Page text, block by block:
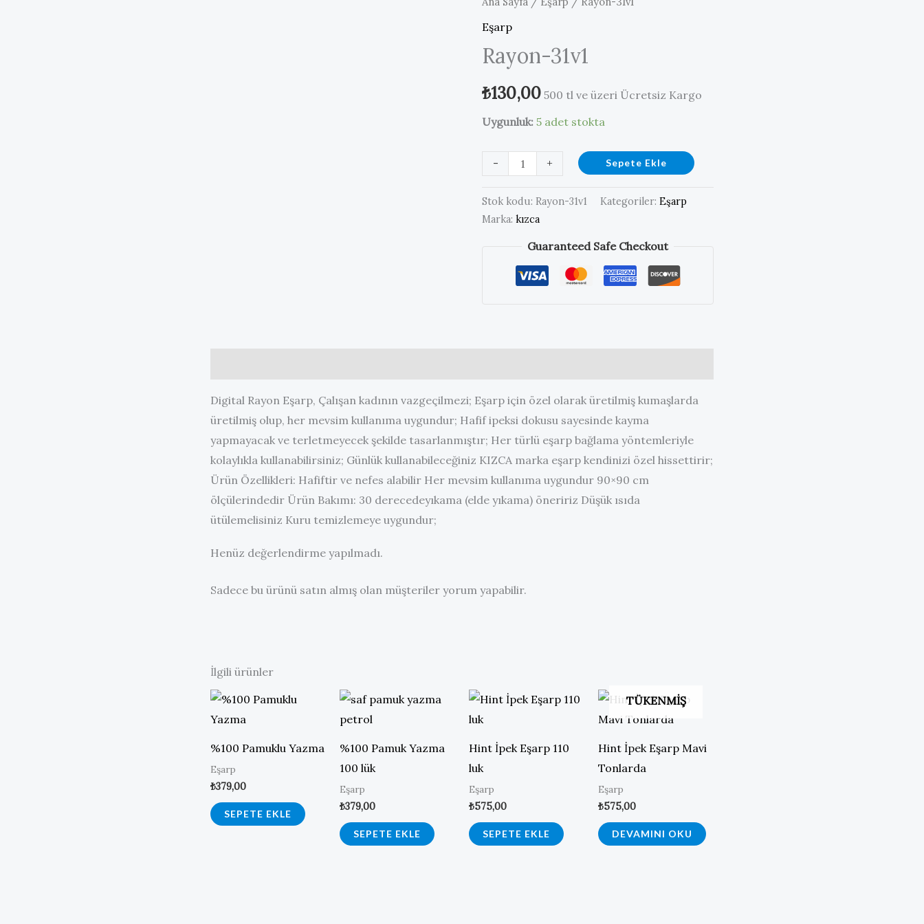
Eşarp
Rayon-31v1
₺130,00 500 tl ve üzeri Ücretsiz Kargo
Uygunluk: 5 adet stokta
-
Rayon-
adet
+ Sepete Ekle
Stok kodu:Rayon-31v1 Kategoriler:Eşarp
Marka:kızca
Guaranteed Safe Checkout
Digital Rayon Eşarp, Çalışan kadının vazgeçilmezi; Eşarp için özel olarak üretilmiş kumaşlarda
üretilmiş olup, her mevsim kullanıma uygundur; Hafif ipeksi dokusu sayesinde kayma
yapmayacak ve terletmeyecek şekilde tasarlanmıştır; Her türlü eşarp bağlama yöntemleriyle
kolaylıkla kullanabilirsiniz; Günlük kullanabileceğiniz KIZCA marka eşarp kendinizi özel hissettirir;
Ürün Özellikleri: Hafiftir ve nefes alabilir Her mevsim kullanıma uygundur 90×90 cm
ölçülerindedir Ürün Bakımı: 30 derecedeyıkama (elde yıkama) öneririz Düşük ısıda
ütülemelisiniz Kuru temizlemeye uygundur;
Henüz değerlendirme yapılmadı.
Sadece bu ürünü satın almış olan müşteriler yorum yapabilir.
İlgili ürünler
%100 Pamuklu Yazma
Eşarp
₺379,00
SEPETE EKLE
%100 Pamuk Yazma
100 lük
Eşarp
₺379,00
SEPETE EKLE
Hint İpek Eşarp 110
luk
Eşarp
₺575,00
SEPETE EKLE
TÜKENMIŞ
Hint İpek Eşarp Mavi
Tonlarda
Eşarp
₺575,00
DEVAMINI OKU